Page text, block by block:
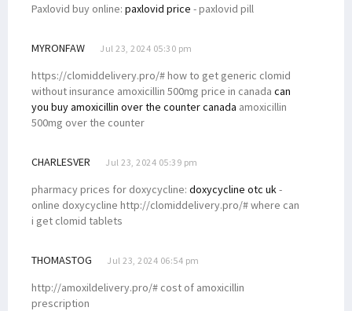
Paxlovid buy online: paxlovid price - paxlovid pill
MYRONFAW Jul 23, 2024 05:30 pm
https://clomiddelivery.pro/# how to get generic clomid
without insurance amoxicillin 500mg price in canada can
you buy amoxicillin over the counter canada amoxicillin
500mg over the counter
CHARLESVER Jul 23, 2024 05:39 pm
pharmacy prices for doxycycline: doxycycline otc uk-
online doxycycline http://clomiddelivery.pro/# where can
i get clomid tablets
THOMASTOG Jul 23, 2024 06:54 pm
http://amoxildelivery.pro/# cost of amoxicillin
prescription